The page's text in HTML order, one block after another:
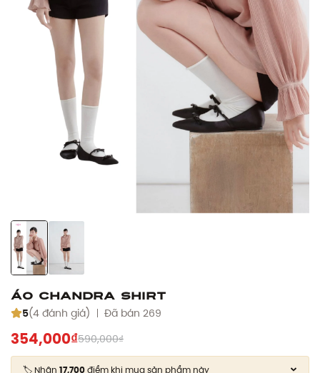
Áo Chandra Shirt
5(4 đánh giá) Đã bán 269
354,000₫590,000₫
🏷️ Nhận 17,700điểm khi mua sản phẩm này